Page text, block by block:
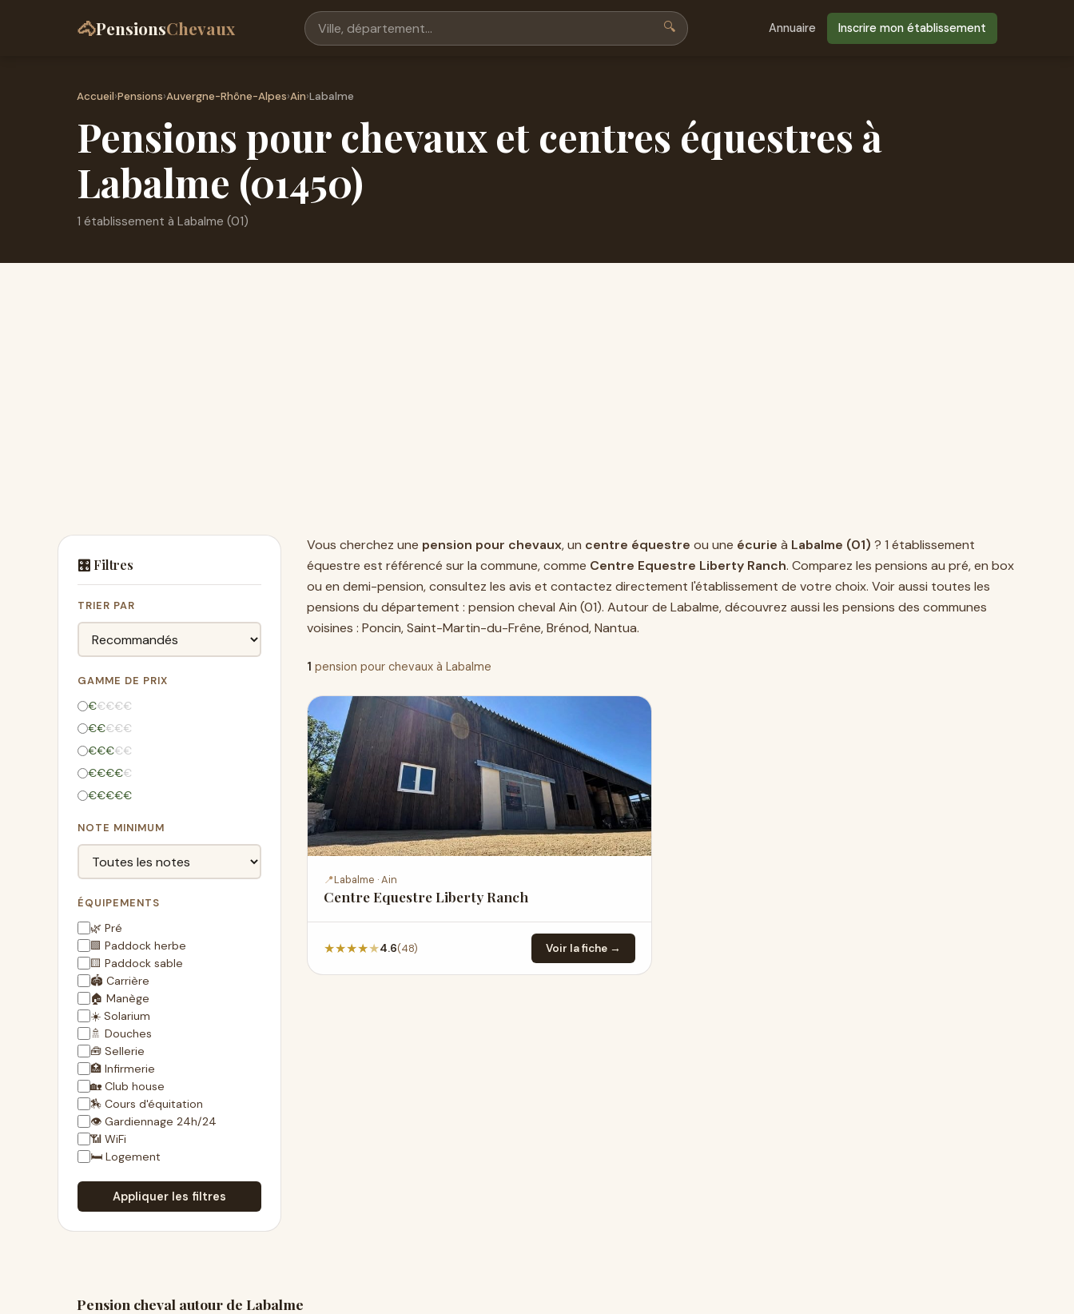
🐴PensionsChevaux 🔍 Annuaire Inscrire mon établissement
Accueil›Pensions›Auvergne-Rhône-Alpes›Ain›Labalme
Pensions pour chevaux et centres équestres à
Labalme (01450)
1 établissement à Labalme (01)
🎛️ Filtres
TRIER PAR
GAMME DE PRIX
€€€€€
€€€€€
€€€€€
€€€€€
€€€€€
NOTE MINIMUM
ÉQUIPEMENTS
🌿 Pré
🟩 Paddock herbe
🟨 Paddock sable
🏟️ Carrière
🏠 Manège
☀️ Solarium
🚿 Douches
🧰 Sellerie
🏥 Infirmerie
🏡 Club house
🏇 Cours d'équitation
👁 Gardiennage 24h/24
📶 WiFi
🛏 Logement
Appliquer les filtres
Vous cherchez une pension pour chevaux, un centre équestre ou une écurie à Labalme (01) ? 1 établissement
équestre est référencé sur la commune, comme Centre Equestre Liberty Ranch. Comparez les pensions au pré, en box
ou en demi-pension, consultez les avis et contactez directement l'établissement de votre choix. Voir aussi toutes les
pensions du département : pension cheval Ain (01). Autour de Labalme, découvrez aussi les pensions des communes
voisines : Poncin,Saint-Martin-du-Frêne,Brénod,Nantua.
1 pension pour chevaux à Labalme
📍Labalme · Ain
Centre Equestre Liberty Ranch
★★★★★4.6(48) Voir la fiche →
Pension cheval autour de Labalme